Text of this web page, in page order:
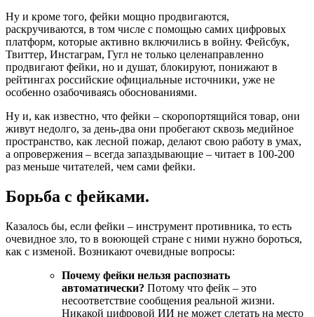
Ну и кроме того, фейки мощно продвигаются,
раскручиваются, в том числе с помощью самих цифровых
платформ, которые активно включились в войну. Фейсбук,
Твиттер, Инстаграм, Гугл не только целенаправленно
продвигают фейки, но и душат, блокируют, понижают в
рейтингах российские официальные источники, уже не
особенно озабочиваясь обоснованиями.
Ну и, как известно, что фейки – скоропортящийся товар, они
живут недолго, за день-два они пробегают сквозь медийное
пространство, как лесной пожар, делают свою работу в умах,
а опровержения – всегда запаздывающие – читает в 100-200
раз меньше читателей, чем сами фейки.
Борьба с фейками.
Казалось бы, если фейки – инструмент противника, то есть
очевидное зло, то в воюющей стране с ними нужно бороться,
как с изменой. Возникают очевидные вопросы:
Почему фейки нельзя распознать
автоматически? Потому что фейк – это
несоответствие сообщения реальной жизни.
Никакой цифровой ИИ не может слетать на место